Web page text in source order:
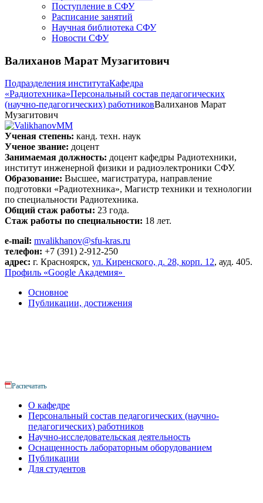
Поступление в СФУ
Расписание занятий
Научная библиотека СФУ
Новости СФУ
Валиханов Марат Музагитович
Подразделения институтаКафедра
«Радиотехника»Персональный состав педагогических
(научно-педагогических) работниковВалиханов Марат
Музагитович
Ученая степень: канд. техн. наук
Ученое звание: доцент
Занимаемая должность: доцент кафедры Радиотехники,
институт инженерной физики и радиоэлектроники СФУ.
Образование: Высшее, магистратура, направление
подготовки «Радиотехника», Магистр техники и технологии
по специальности Радиотехника.
Общий стаж работы: 23 года.
Стаж работы по специальности: 18 лет.
e-mail: mvalikhanov@sfu-kras.ru
телефон: +7 (391) 2-912-250
адрес: г. Красноярск, ул. Киренского, д. 28, корп. 12, ауд. 405.
Профиль «Google Академия»
Основное
Публикации, достижения
Распечатать
О кафедре
Персональный состав педагогических (научно-
педагогических) работников
Научно-исследовательская деятельность
Оснащенность лабораторным оборудованием
Публикации
Для студентов